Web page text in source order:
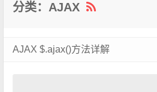
分类：AJAX
AJAX $.ajax()方法详解